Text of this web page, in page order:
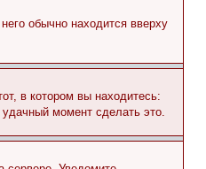
обычно находится вверху
в котором вы находитесь:
удачный момент сделать это.